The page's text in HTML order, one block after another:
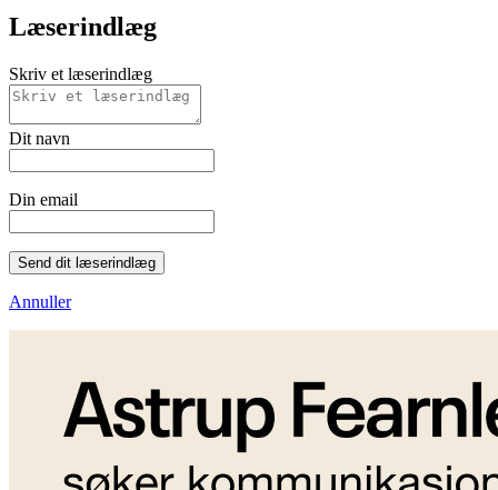
Læserindlæg
Skriv et læserindlæg
Dit navn
Din email
Send dit læserindlæg
Annuller